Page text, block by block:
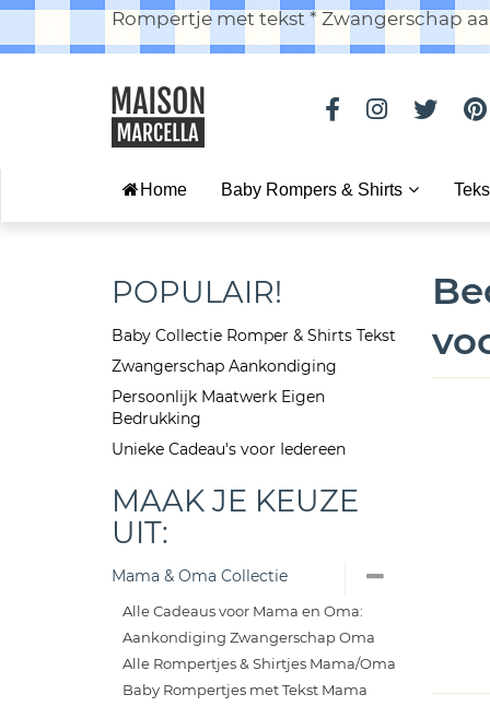
Rompertje met tekst * Zwangerschap
Home Baby Rompers & Shirts
POPULAIR!
Baby Collectie Romper & Shirts Tekst
Zwangerschap Aankondiging
Persoonlijk Maatwerk Eigen
Bedrukking
Unieke Cadeau's voor Iedereen
MAAK JE KEUZE
UIT:
Mama & Oma Collectie
Alle Cadeaus voor Mama en Oma:
Aankondiging Zwangerschap Oma
Alle Rompertjes & Shirtjes Mama/Oma
Baby Rompertjes met Tekst Mama